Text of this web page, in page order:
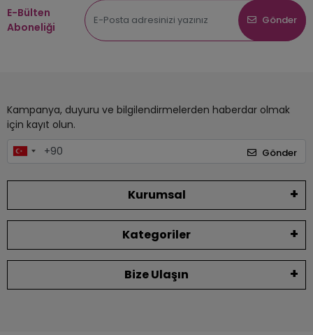
E-Bülten
Aboneliği
Gönder
Kampanya, duyuru ve bilgilendirmelerden haberdar olmak
için kayıt olun.
Gönder
Kurumsal
Kategoriler
Bize Ulaşın